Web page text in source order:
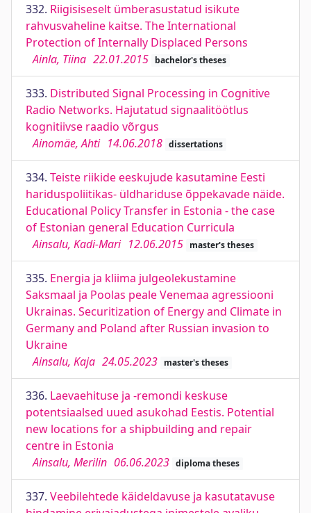
332. Riigisiseselt ümberasustatud isikute
rahvusvaheline kaitse. The International
Protection of Internally Displaced Persons
Ainla, Tiina 22.01.2015 bachelor's theses
333. Distributed Signal Processing in Cognitive
Radio Networks. Hajutatud signaalitöötlus
kognitiivse raadio võrgus
Ainomäe, Ahti 14.06.2018 dissertations
334. Teiste riikide eeskujude kasutamine Eesti
hariduspoliitikas- üldhariduse õppekavade näide.
Educational Policy Transfer in Estonia - the case
of Estonian general Education Curricula
Ainsalu, Kadi-Mari 12.06.2015 master's theses
335. Energia ja kliima julgeolekustamine
Saksmaal ja Poolas peale Venemaa agressiooni
Ukrainas. Securitization of Energy and Climate in
Germany and Poland after Russian invasion to
Ukraine
Ainsalu, Kaja 24.05.2023 master's theses
336. Laevaehituse ja -remondi keskuse
potentsiaalsed uued asukohad Eestis. Potential
new locations for a shipbuilding and repair
centre in Estonia
Ainsalu, Merilin 06.06.2023 diploma theses
337. Veebilehtede käideldavuse ja kasutatavuse